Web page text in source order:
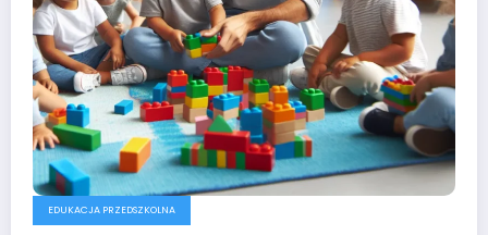
EDUKACJA PRZEDSZKOLNA